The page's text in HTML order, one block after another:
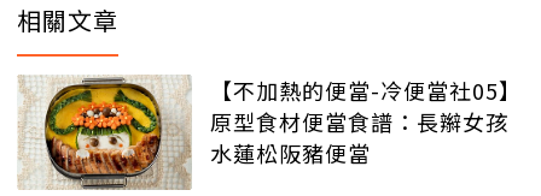
相關文章
【不加熱的便當-冷便當社05】
原型食材便當食譜：長辮女孩
水蓮松阪豬便當